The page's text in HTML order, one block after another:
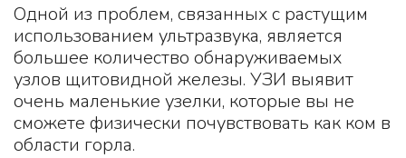
Одной из проблем, связанных с растущим
использованием ультразвука, является
большее количество обнаруживаемых
узлов щитовидной железы. УЗИ выявит
очень маленькие узелки, которые вы не
сможете физически почувствовать как ком в
области горла.